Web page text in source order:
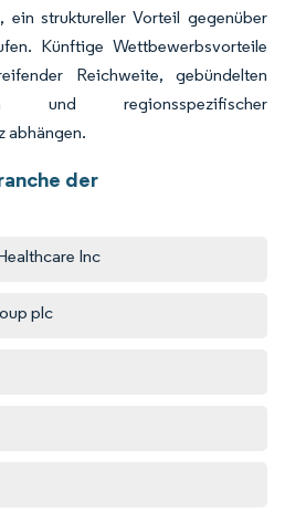
ein struktureller Vorteil gegenüber
Künftige Wettbewerbsvorteile
Reichweite, gebündelten
und regionsspezifischer
abhängen.
der
Inc
plc